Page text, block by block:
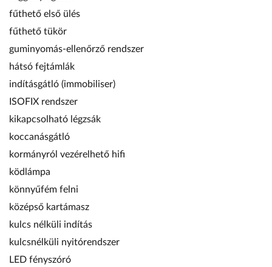
fűthető első ülés
fűthető tükör
guminyomás-ellenőrző rendszer
hátsó fejtámlák
indításgátló (immobiliser)
ISOFIX rendszer
kikapcsolható légzsák
koccanásgátló
kormányról vezérelhető hifi
ködlámpa
könnyűfém felni
középső kartámasz
kulcs nélküli indítás
kulcsnélküli nyitórendszer
LED fényszóró